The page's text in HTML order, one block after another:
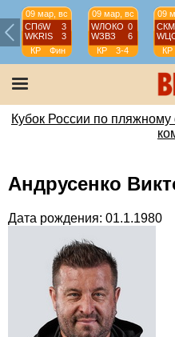
09 мар, вс
СПбW
3
WKRIS
3
КР
Фин
09 мар, вс
WЛОКО 0
WЗВЗ
6
КР
3-4
09
КР
Кубок России по
Андрусенко
Дата рождения: 01.1.1980